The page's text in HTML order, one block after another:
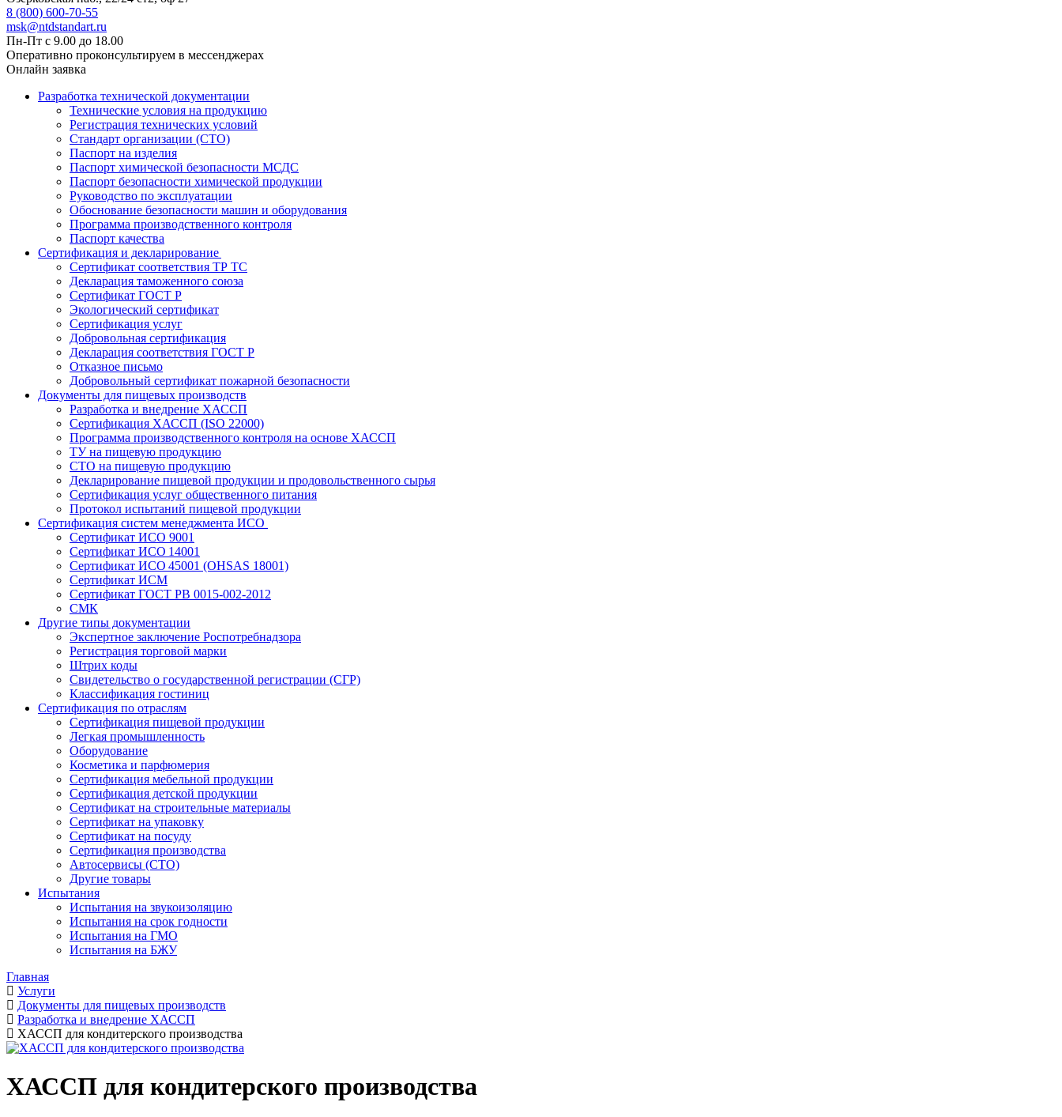
8 (800) 600-70-55
msk@ntdstandart.ru
Пн-Пт с 9.00 до 18.00
Оперативно проконсультируем в мессенджерах
Онлайн заявка
Разработка технической документации
Технические условия на продукцию
Регистрация технических условий
Стандарт организации (СТО)
Паспорт на изделия
Паспорт химической безопасности МСДС
Паспорт безопасности химической продукции
Руководство по эксплуатации
Обоснование безопасности машин и оборудования
Программа производственного контроля
Паспорт качества
Сертификация и декларирование
Сертификат соответствия ТР ТС
Декларация таможенного союза
Сертификат ГОСТ Р
Экологический сертификат
Сертификация услуг
Добровольная сертификация
Декларация соответствия ГОСТ Р
Отказное письмо
Добровольный сертификат пожарной безопасности
Документы для пищевых производств
Разработка и внедрение ХАССП
Сертификация ХАССП (ISO 22000)
Программа производственного контроля на основе ХАССП
ТУ на пищевую продукцию
СТО на пищевую продукцию
Декларирование пищевой продукции и продовольственного сырья
Сертификация услуг общественного питания
Протокол испытаний пищевой продукции
Сертификация систем менеджмента ИСО
Сертификат ИСО 9001
Сертификат ИСО 14001
Сертификат ИСО 45001 (OHSAS 18001)
Сертификат ИСМ
Сертификат ГОСТ РВ 0015-002-2012
СМК
Другие типы документации
Экспертное заключение Роспотребнадзора
Регистрация торговой марки
Штрих коды
Свидетельство о государственной регистрации (СГР)
Классификация гостиниц
Сертификация по отраслям
Сертификация пищевой продукции
Легкая промышленность
Оборудование
Косметика и парфюмерия
Сертификация мебельной продукции
Сертификация детской продукции
Сертификат на строительные материалы
Сертификат на упаковку
Сертификат на посуду
Сертификация производства
Автосервисы (СТО)
Другие товары
Испытания
Испытания на звукоизоляцию
Испытания на срок годности
Испытания на ГМО
Испытания на БЖУ
Главная
Услуги
Документы для пищевых производств
Разработка и внедрение ХАССП
ХАССП для кондитерского производства
ХАССП для кондитерского производства